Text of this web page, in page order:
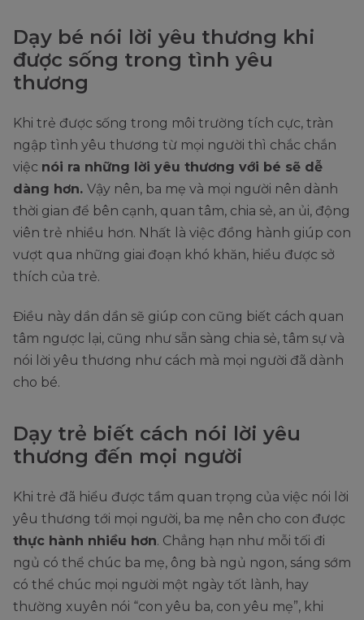
Dạy bé nói lời yêu thương khi
được sống trong tình yêu
thương
Khi trẻ được sống trong môi trường tích cực, tràn
ngập tình yêu thương từ mọi người thì chắc chắn
việc nói ra những lời yêu thương với bé sẽ dễ
dàng hơn. Vậy nên, ba mẹ và mọi người nên dành
thời gian để bên cạnh, quan tâm, chia sẻ, an ủi, động
viên trẻ nhiều hơn. Nhất là việc đồng hành giúp con
vượt qua những giai đoạn khó khăn, hiểu được sở
thích của trẻ.
Điều này dần dần sẽ giúp con cũng biết cách quan
tâm ngược lại, cũng như sẵn sàng chia sẻ, tâm sự và
nói lời yêu thương như cách mà mọi người đã dành
cho bé.
Dạy trẻ biết cách nói lời yêu
thương đến mọi người
Khi trẻ đã hiểu được tầm quan trọng của việc nói lời
yêu thương tới mọi người, ba mẹ nên cho con được
thực hành nhiều hơn. Chẳng hạn như mỗi tối đi
ngủ có thể chúc ba mẹ, ông bà ngủ ngon, sáng sớm
có thể chúc mọi người một ngày tốt lành, hay
thường xuyên nói “con yêu ba, con yêu mẹ”, khi